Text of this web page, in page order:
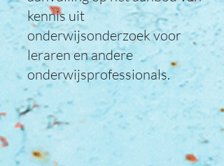
kennis uit
onderwijsonderzoek voor
leraren en andere
onderwijsprofessionals.